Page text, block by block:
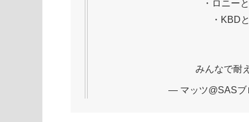
・ロニー
・KBD
みんなで耐
— マッツ@SASブ